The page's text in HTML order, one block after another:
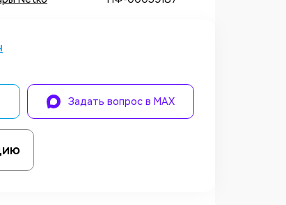
Задать вопрос в MAX